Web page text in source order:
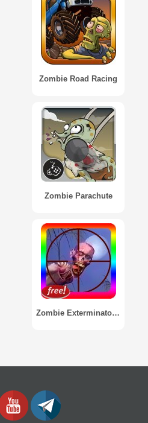
Zombie Road Racing
Zombie Parachute
Zombie Exterminator 3D Shooter